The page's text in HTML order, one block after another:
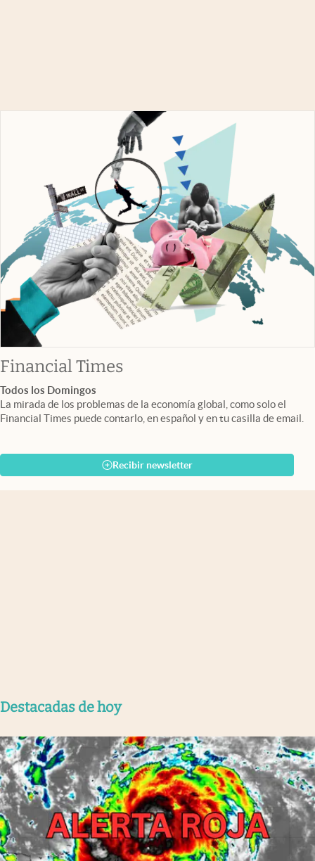
Financial Timesabre en nueva pestaña
Todos los Domingos
La mirada de los problemas de la economía global, como solo el
Financial Times puede contarlo, en español y en tu casilla de email.
Recibir newsletter
Destacadas de hoy